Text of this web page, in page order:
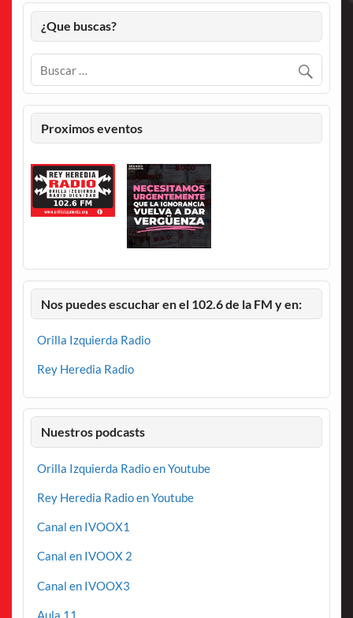
¿Que buscas?
Proximos eventos
Nos puedes escuchar en el 102.6 de la FM y en:
Orilla Izquierda Radio
Rey Heredia Radio
Nuestros podcasts
Orilla Izquierda Radio en Youtube
Rey Heredia Radio en Youtube
Canal en IVOOX1
Canal en IVOOX 2
Canal en IVOOX3
Aula 11